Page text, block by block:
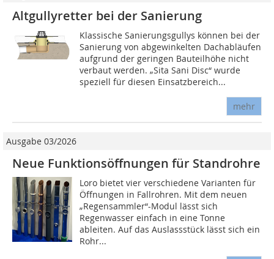
Altgullyretter bei der Sanierung
Klassische Sanierungsgullys können bei der
Sanierung von abgewinkelten Dachabläufen
aufgrund der geringen Bauteilhöhe nicht
verbaut werden. „Sita Sani Disc“ wurde
speziell für diesen Einsatzbereich...
mehr
Ausgabe 03/2026
Neue Funktionsöffnungen für Standrohre
Loro bietet vier verschiedene Varianten für
Öffnungen in Fallrohren. Mit dem neuen
„Regensammler“-Modul lässt sich
Regenwasser einfach in eine Tonne
ableiten. Auf das Auslassstück lässt sich ein
Rohr...